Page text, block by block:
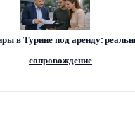
в Турине под аренду:
сопровождение